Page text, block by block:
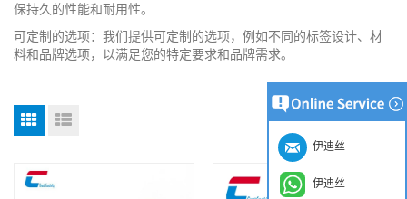
保持久的性能和耐用性。
可定制的选项：我们提供可定制的选项，例如不同的标签设计、材
料和品牌选项，以满足您的特定要求和品牌需求。
伊迪丝
伊迪丝